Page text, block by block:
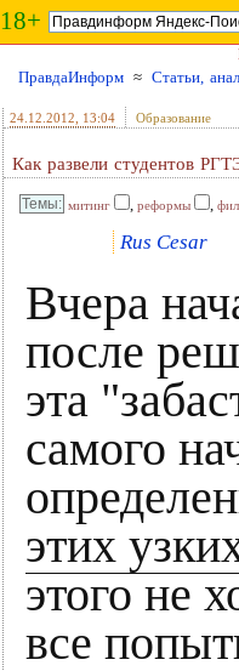
18+
ПравдаИнформ ≈ Статьи,
24.12.2012 , 13:04 Образование
Как развели студентов
митинг , реформы ,
Rus Cesar
Вчера
после
эта
самого
этих
этого не
все